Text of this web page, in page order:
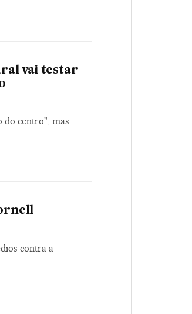
vai testar
do centro", mas
contra a